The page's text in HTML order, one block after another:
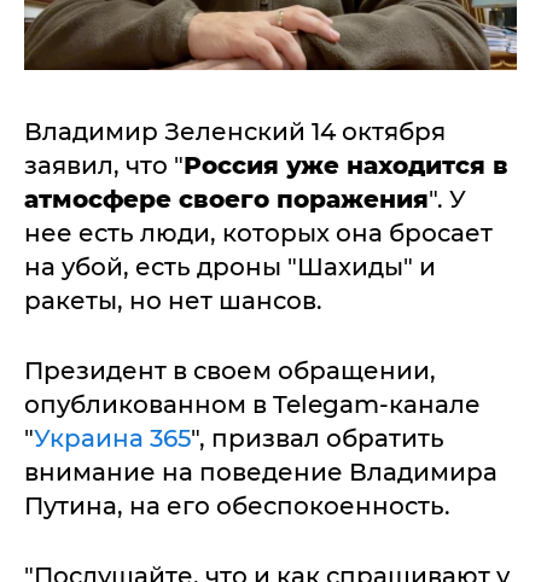
Владимир Зеленский 14 октября
заявил, что "Россия уже находится в
атмосфере своего поражения". У
нее есть люди, которых она бросает
на убой, есть дроны "Шахиды" и
ракеты, но нет шансов.
Президент в своем обращении,
опубликованном в Telegam-канале
"Украина 365", призвал обратить
внимание на поведение Владимира
Путина, на его обеспокоенность.
"Послушайте, что и как спрашивают у